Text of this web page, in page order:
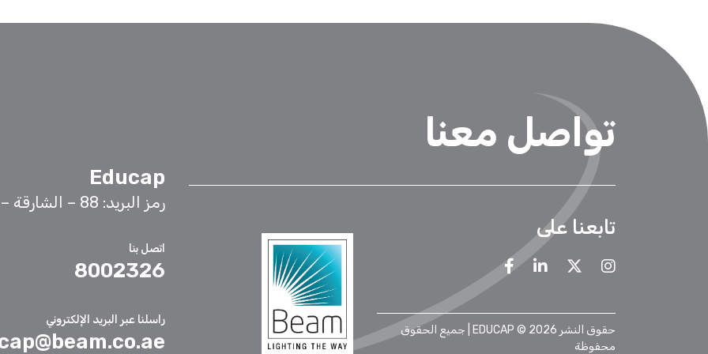
تواصل معنا
Educap
رمز البريد: 88 – الشارقة – الإمارات العربية المتحدة
اتصل بنا
8002326
راسلنا عبر البريد الإلكتروني
تابعنا على
حقوق النشر 2026 © EDUCAP | جميع الحقوق
محفوظة